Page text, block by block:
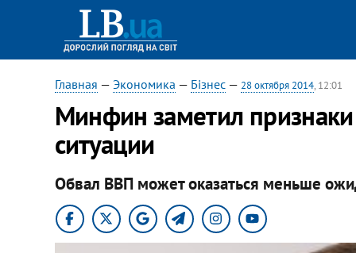
Главная — Экономика — Бізнес— 28 октября 2014, 12:01
Минфин заметил
ситуации
Обвал ВВП может оказаться меньше